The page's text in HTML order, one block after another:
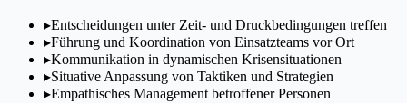
▸Entscheidungen unter Zeit- und Druckbedingungen treffen
▸Führung und Koordination von Einsatzteams vor Ort
▸Kommunikation in dynamischen Krisensituationen
▸Situative Anpassung von Taktiken und Strategien
▸Empathisches Management betroffener Personen